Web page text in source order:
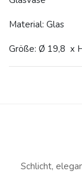
Material: Glas
Größe: Ø 19,8 x
Schlicht,